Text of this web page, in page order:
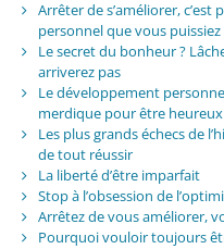
Arrêter de s’améliorer,
personnel que vous puissiez
Le secret du bonheur ?
arriverez pas
Le développement
merdique pour être heureux
Les plus grands échecs de
de tout réussir
La liberté d’être imparfait
Stop à l’obsession de
Arrêtez de vous améliorer,
Pourquoi vouloir toujours